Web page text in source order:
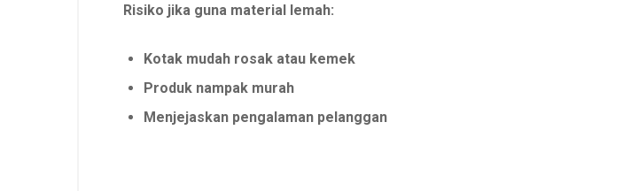
Risiko jika guna material lemah:
Kotak mudah rosak atau kemek
Produk nampak murah
Menjejaskan pengalaman pelanggan